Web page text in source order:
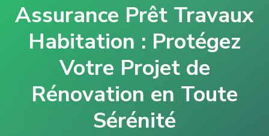
Assurance Prêt Travaux
Habitation : Protégez
Votre Projet de
Rénovation en Toute
Sérénité